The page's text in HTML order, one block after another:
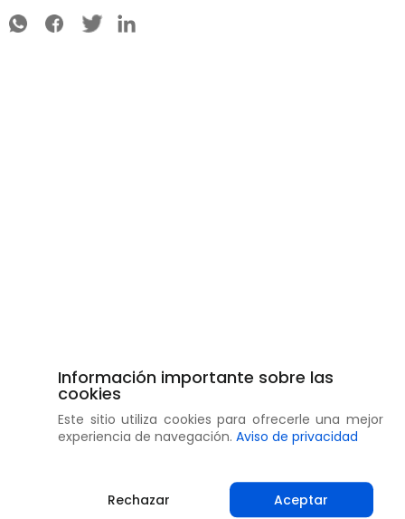
Información importante sobre las
cookies
Este sitio utiliza cookies para ofrecerle una mejor
experiencia de navegación. Aviso de privacidad
Rechazar Aceptar